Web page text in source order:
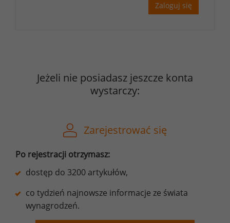
Zaloguj się
Jeżeli nie posiadasz jeszcze konta
wystarczy:
Zarejestrować się
Po rejestracji otrzymasz:
dostęp do 3200 artykułów,
co tydzień najnowsze informacje ze świata
wynagrodzeń.